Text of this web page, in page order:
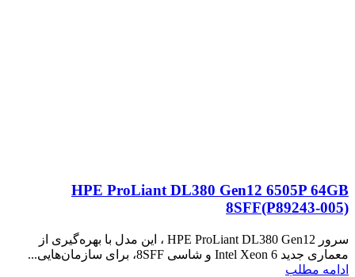
HPE ProLiant DL380 Gen12 6505P 64GB
8SFF(P89243‑005)
سرور HPE ProLiant DL380 Gen12 ، این مدل با بهره‌گیری از
معماری جدید Intel Xeon 6 و شاسی 8SFF، برای سازمان‌هایی...
ادامه مطلب